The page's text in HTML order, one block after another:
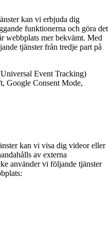
kan vi erbjuda dig
funktionerna och göra det
webbplats mer bekvämt. Med
tjänster från tredje part på
Event Tracking)
Google Consent Mode,
kan vi visa dig videor eller
av externa
använder vi följande tjänster